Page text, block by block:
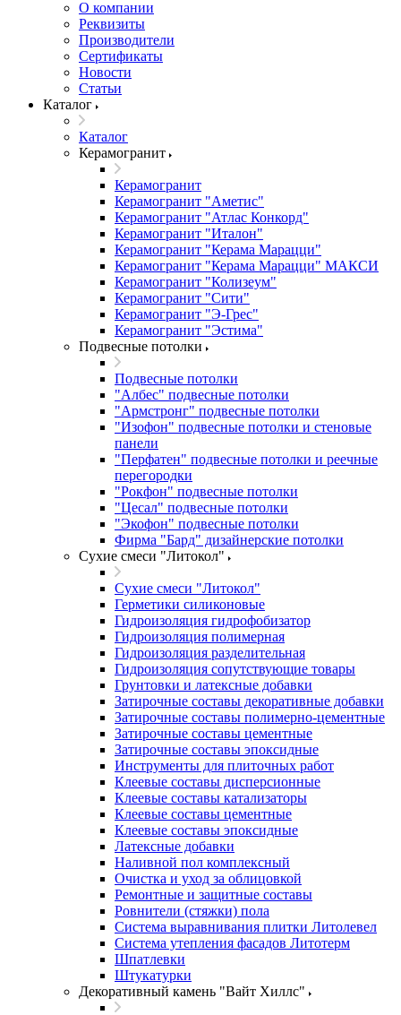
О компании
Реквизиты
Производители
Сертификаты
Новости
Статьи
Каталог
Каталог
Керамогранит
Керамогранит
Керамогранит "Аметис"
Керамогранит "Атлас Конкорд"
Керамогранит "Италон"
Керамогранит "Керама Марацци"
Керамогранит "Керама Марацци" МАКСИ
Керамогранит "Колизеум"
Керамогранит "Сити"
Керамогранит "Э-Грес"
Керамогранит "Эстима"
Подвесные потолки
Подвесные потолки
"Албес" подвесные потолки
"Армстронг" подвесные потолки
"Изофон" подвесные потолки и стеновые
панели
"Перфатен" подвесные потолки и реечные
перегородки
"Рокфон" подвесные потолки
"Цесал" подвесные потолки
"Экофон" подвесные потолки
Фирма "Бард" дизайнерские потолки
Сухие смеси "Литокол"
Сухие смеси "Литокол"
Герметики силиконовые
Гидроизоляция гидрофобизатор
Гидроизоляция полимерная
Гидроизоляция разделительная
Гидроизоляция сопутствующие товары
Грунтовки и латексные добавки
Затирочные составы декоративные добавки
Затирочные составы полимерно-цементные
Затирочные составы цементные
Затирочные составы эпоксидные
Инструменты для плиточных работ
Клеевые составы дисперсионные
Клеевые составы катализаторы
Клеевые составы цементные
Клеевые составы эпоксидные
Латексные добавки
Наливной пол комплексный
Очистка и уход за облицовкой
Ремонтные и защитные составы
Ровнители (стяжки) пола
Система выравнивания плитки Литолевел
Система утепления фасадов Литотерм
Шпатлевки
Штукатурки
Декоративный камень "Вайт Хиллс"